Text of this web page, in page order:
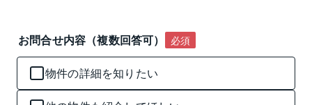
お問合せ内容（複数回答可） 必須
物件の詳細を知りたい